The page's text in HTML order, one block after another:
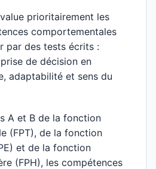
prioritairement les
comportementales
par des tests écrits :
de décision en
adaptabilité et sens du
A et B de la fonction
(FPT), de la fonction
et de la fonction
(FPH), les compétences